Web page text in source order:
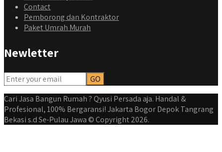
Contact
Pemborong dan Kontraktor
Paket Umrah Murah
Newletter
Cari Jasa Bangun Rumah ? Qyusi Persada aja. Handal &
Profesional, 100% Bergaransi! Jakarta Bogor Depok Tangrang
Bekasi s.d Se-Pulau Jawa © Copyright 2026.